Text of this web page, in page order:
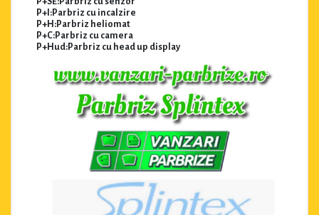
P+I:Parbriz cu incalzire
P+H:Parbriz heliomat
P+C:Parbriz cu camera
P+Hud:Parbriz cu head up display